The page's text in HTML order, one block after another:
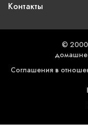
Контакты
©
Соглашения в